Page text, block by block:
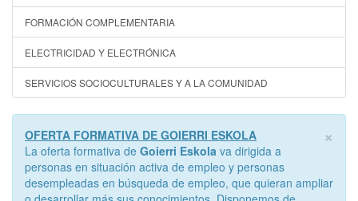
FORMACIÓN COMPLEMENTARIA
ELECTRICIDAD Y ELECTRÓNICA
SERVICIOS SOCIOCULTURALES Y A LA COMUNIDAD
×
OFERTA FORMATIVA DE GOIERRI ESKOLA
La oferta formativa de Goierri Eskola va dirigida a
personas en situación activa de empleo y personas
desempleadas en búsqueda de empleo, que quieran ampliar